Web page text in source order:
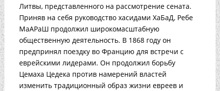
Литвы, представленного на рассмотрение сената.
Приняв на себя руководство хасидами ХаБаД, Ребе
МаАРаШ продолжил широкомасштабную
общественную деятельность. В 1868 году он
предпринял поездку во Францию для встречи с
еврейскими лидерами. Он продолжил борьбу
Цемаха Цедека против намерений властей
изменить традиционный образ жизни евреев и